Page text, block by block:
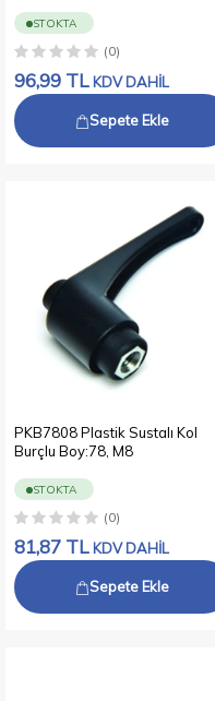
STOKTA
(0)
96,99 TL KDV DAHİL
Sepete Ekle
PKB7808 Plastik Sustalı Kol
Burçlu Boy:78, M8
STOKTA
(0)
81,87 TL KDV DAHİL
Sepete Ekle